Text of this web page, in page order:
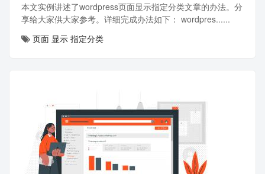
本文实例讲述了wordpress页面显示指定分类文章的办法。分
享给大家供大家参考。详细完成办法如下： wordpres......
页面 显示 指定分类